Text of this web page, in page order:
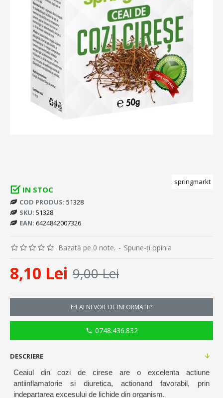
IN STOC
COD PRODUS: 51328
SKU: 51328
EAN: 6424842007326
springmarkt
Bazată pe 0 note. - Spune-ţi opinia
8,10 Lei 9,00 Lei
AI NEVOIE DE INFORMATII?
0748.436.832
DESCRIERE
Ceaiul din cozi de cirese are o excelenta actiune
antiinflamatorie si diuretica, actionand favorabil, prin
indepartarea excesului de lichide din organism.